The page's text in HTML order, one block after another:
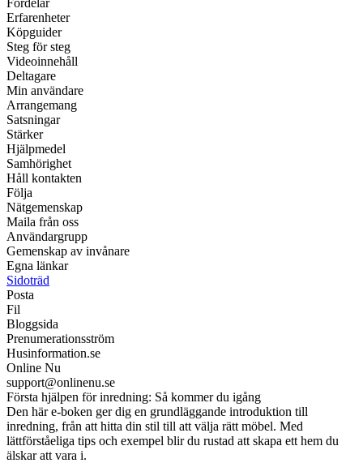
Fördelar
Erfarenheter
Köpguider
Steg för steg
Videoinnehåll
Deltagare
Min användare
Arrangemang
Satsningar
Stärker
Hjälpmedel
Samhörighet
Håll kontakten
Följa
Nätgemenskap
Maila från oss
Användargrupp
Gemenskap av invånare
Egna länkar
Sidoträd
Posta
Fil
Bloggsida
Prenumerationsström
Husinformation.se
Online Nu
support@onlinenu.se
Första hjälpen för inredning: Så kommer du igång
Den här e-boken ger dig en grundläggande introduktion till
inredning, från att hitta din stil till att välja rätt möbel. Med
lättförståeliga tips och exempel blir du rustad att skapa ett hem du
älskar att vara i.